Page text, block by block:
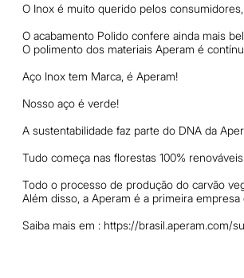
O Inox é muito querido pelos
O acabamento Polido confere ainda mais
O polimento dos materiais Aperam é
Aço Inox tem Marca, é Aperam!
Nosso aço é verde!
A sustentabilidade faz parte do DNA da
Tudo começa nas florestas 100%
Todo o processo de produção do carvão
Além disso, a Aperam é a primeira
Saiba mais em : https://brasil.aperam.com/